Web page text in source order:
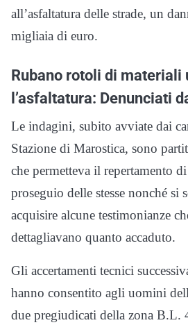
all’asfaltatura delle strade, un
migliaia di euro.
Rubano rotoli di
l’asfaltatura: Denunciati
Le indagini, subito avviate dai
Stazione di Marostica, sono
che permetteva il repertamento
proseguio delle stesse nonché si
acquisire alcune testimonianze
dettagliavano quanto accaduto.
Gli accertamenti tecnici
hanno consentito agli uomini
due pregiudicati della zona B.L.